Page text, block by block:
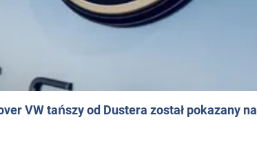
VW tańszy od Dustera został pokazany na